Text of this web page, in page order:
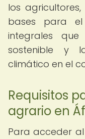
los
bases para el
integrales
sostenible y
climático en el
Requisitos
agrario en
Para acceder